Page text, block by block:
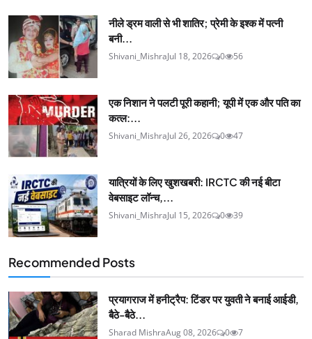
नीले ड्रम वाली से भी शातिर; प्रेमी के इश्‍क में पत्नी
बनी...
Shivani_MishraJul 18, 2026 0 56
एक निशान ने पलटी पूरी कहानी; यूपी में एक और पति का
कत्ल:...
Shivani_MishraJul 26, 2026 0 47
यात्रियों के लिए खुशखबरी: IRCTC की नई बीटा
वेबसाइट लॉन्च,...
Shivani_MishraJul 15, 2026 0 39
Recommended Posts
प्रयागराज में हनीट्रैप: टिंडर पर युवती ने बनाई आईडी,
बैठे-बैठे...
Sharad MishraAug 08, 2026 0 7